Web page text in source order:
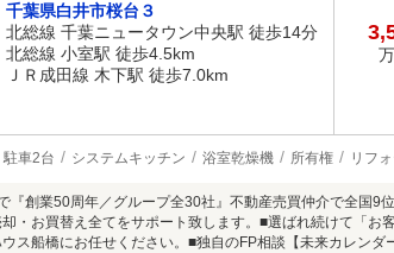
千葉県白井市桜台３
北総線 千葉ニュータウン中央駅 徒歩14分
北総線 小室駅 徒歩4.5km
ＪＲ成田線 木下駅 徒歩7.0km
駐車2台 システムキッチン 浴室乾燥機 所有権 リフ
『創業50周年／グループ全30社』不動産売買仲介で全国9
・お買替え全てをサポート致します。■選ばれ続けて「
ス船橋にお任せください。■独自のFP相談【未来カレン